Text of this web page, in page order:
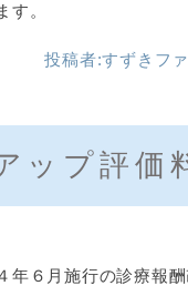
す。
投稿者:すずきフ
ップ評価
年６月施行の診療報